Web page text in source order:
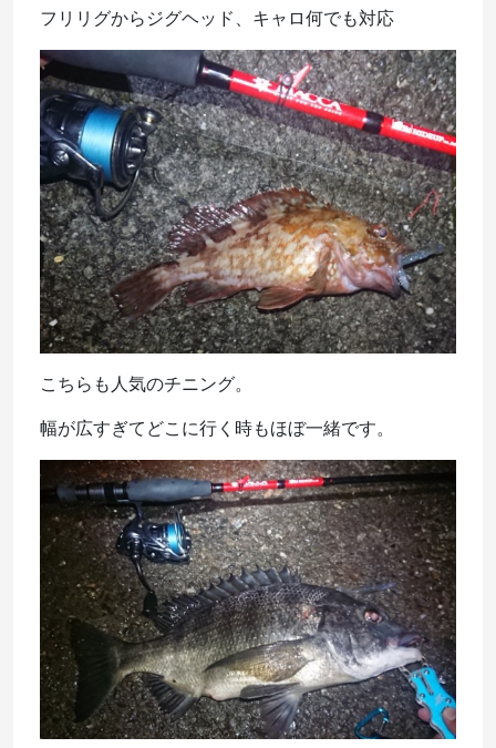
フリリグからジグヘッド、キャロ何でも対応
こちらも人気のチニング。
幅が広すぎてどこに行く時もほぼ一緒です。